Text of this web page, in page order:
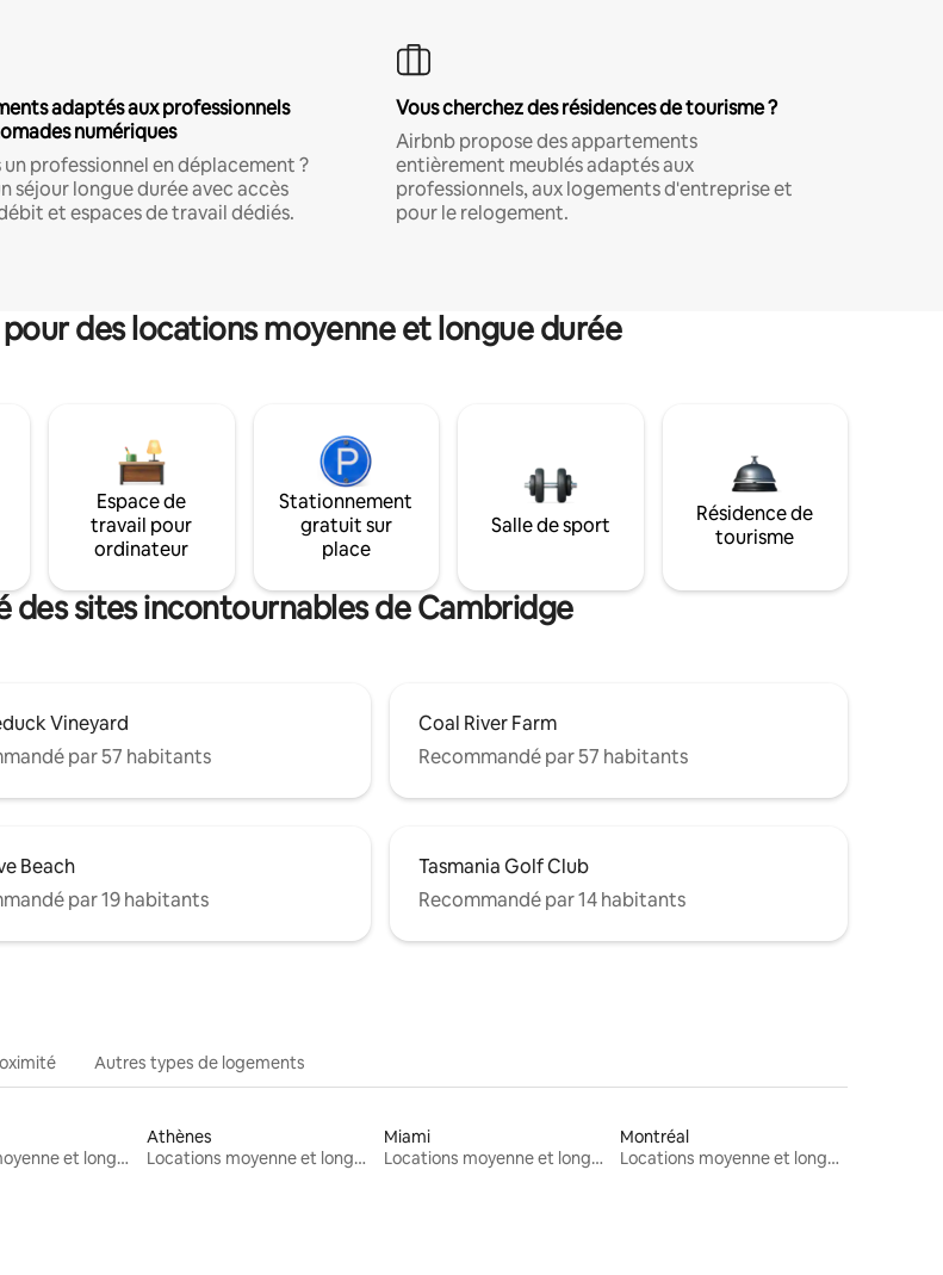
adaptés aux professionnels
numériques
un professionnel en déplacement ?
séjour longue durée avec accès
et espaces de travail dédiés.
Vous cherchez des résidences de tourisme ?
Airbnb propose des appartements
entièrement meublés adaptés aux
professionnels, aux logements d'entreprise et
pour le relogement.
des locations moyenne et longue durée
Espace de
travail pour
ordinateur
Stationnement
gratuit sur
place
Salle de sport
Résidence de
tourisme
des sites incontournables de Cambridge
Vineyard
par 57 habitants
Coal River Farm
Recommandé par 57 habitants
Beach
par 19 habitants
Tasmania Golf Club
Recommandé par 14 habitants
Autres types de logements
Locations moyenne et longue durée
Athènes
Locations moyenne et longue durée
Miami
Locations moyenne et longue durée
Montréal
Locations moyenne et longue durée